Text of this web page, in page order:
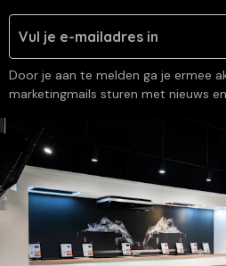
Door je aan te melden ga je ermee
marketingmails sturen met nieuws